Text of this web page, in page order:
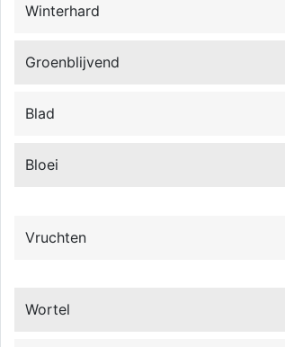
Winterhard
Groenblijvend
Blad
Bloei
Vruchten
Wortel